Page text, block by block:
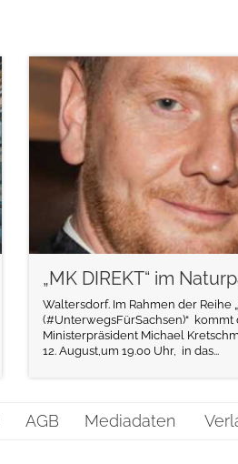
„MK DIREKT“ im
Waltersdorf. Im Rahmen der Reihe
(#UnterwegsFürSachsen)“ kommt
Ministerpräsident Michael
12. August,um 19.00 Uhr, in das...
weiterlesen
AGB Mediadaten